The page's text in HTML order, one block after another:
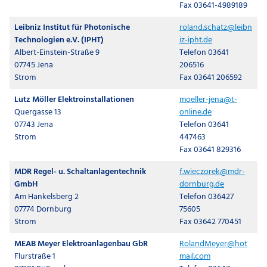
Fax 03641-4989189
Leibniz Institut für Photonische
Technologien e.V. (IPHT)
Albert-Einstein-Straße 9
07745 Jena
Strom
roland.schatz@leibn
iz-ipht.de
Telefon 03641
206516
Fax 03641 206592
Lutz Möller Elektroinstallationen
Quergasse 13
07743 Jena
Strom
moeller-jena@t-
online.de
Telefon 03641
447463
Fax 03641 829316
MDR Regel- u. Schaltanlagentechnik
GmbH
Am Hankelsberg 2
07774 Dornburg
Strom
f.wieczorek@mdr-
dornburg.de
Telefon 036427
75605
Fax 03642 770451
MEAB Meyer Elektroanlagenbau GbR
Flurstraße 1
RolandMeyer@hot
mail.com